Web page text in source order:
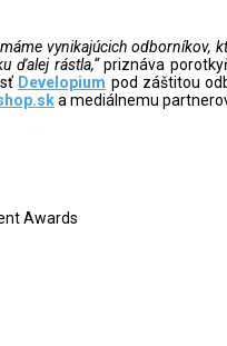
vynikajúcich
ďalej rástla,“priznáva
Developium pod záštitou
a mediálnemu
Awards